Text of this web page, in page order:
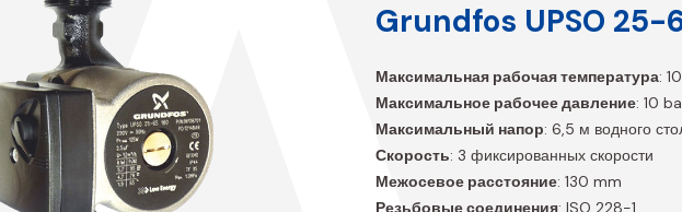
Grundfos UPSO 25-
Максимальная рабочая температура:
Максимальное рабочее давление: 10
Максимальный напор: 6,5 м водного
Скорость: 3 фиксированных скорости
Межосевое расстояние: 130 mm
Резьбовые соединения: ISO 228-1